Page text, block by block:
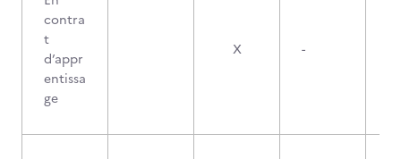
contra
t
d’appr
entissa
ge
X -